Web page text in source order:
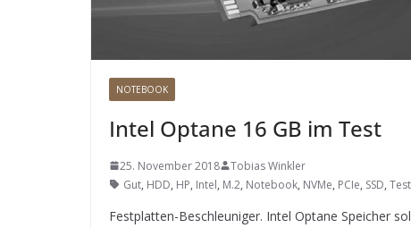
NOTEBOOK
Intel Optane 16 GB im Test
25. November 2018
Tobias Winkler
Gut, HDD, HP, Intel, M.2, Notebook, NVMe, PCIe, SSD, Test
Festplatten-Beschleuniger. Intel Optane Speicher